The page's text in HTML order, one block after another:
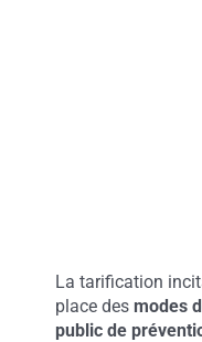
La tarification
place des modes
public de